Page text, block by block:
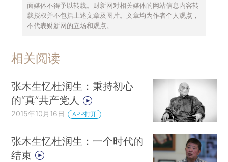
面媒体不得予以转载。财新网对相关媒体的网站信息内容转
载授权并不包括上述文章及图片。文章均为作者个人观点，
不代表财新网的立场和观点。
相关阅读
张木生忆杜润生：秉持初心
的“真”共产党人
2015年10月16日 APP打开
张木生忆杜润生：一个时代的
结束